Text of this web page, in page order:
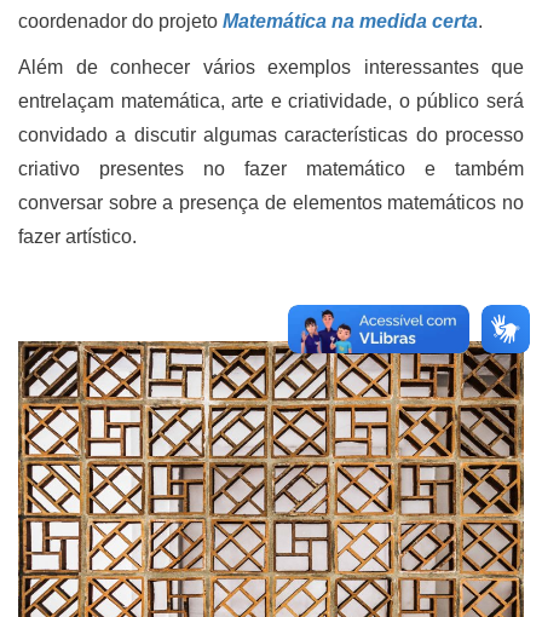
coordenador do projeto Matemática na medida certa.
Além de conhecer vários exemplos interessantes que
entrelaçam matemática, arte e criatividade, o público será
convidado a discutir algumas características do processo
criativo presentes no fazer matemático e também
conversar sobre a presença de elementos matemáticos no
fazer artístico.